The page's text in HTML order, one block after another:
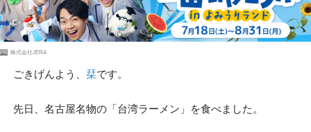
PR 株式会社JERA
ごきげんよう、 栞です。
先日、名古屋名物の「台湾ラーメン」を食べました。